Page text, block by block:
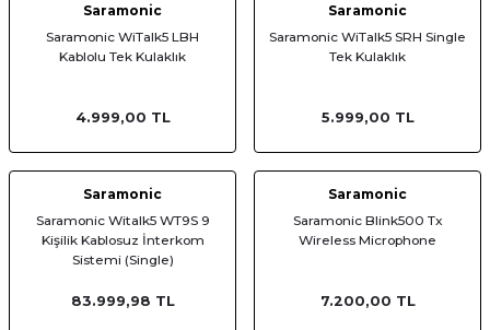
Saramonic
Saramonic WiTalk5 LBH
Kablolu Tek Kulaklık
4.999,00 TL
Saramonic
Saramonic WiTalk5 SRH Single
Tek Kulaklık
5.999,00 TL
Saramonic
Saramonic Witalk5 WT9S 9
Kişilik Kablosuz İnterkom
Sistemi (Single)
83.999,98 TL
Saramonic
Saramonic Blink500 Tx
Wireless Microphone
7.200,00 TL